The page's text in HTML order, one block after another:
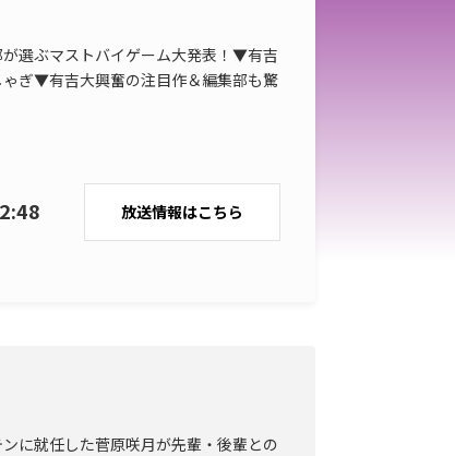
選ぶマストバイゲーム大発表！▼有吉
ぎ▼有吉大興奮の注目作＆編集部も驚
放送情報はこちら
に就任した菅原咲月が先輩・後輩との